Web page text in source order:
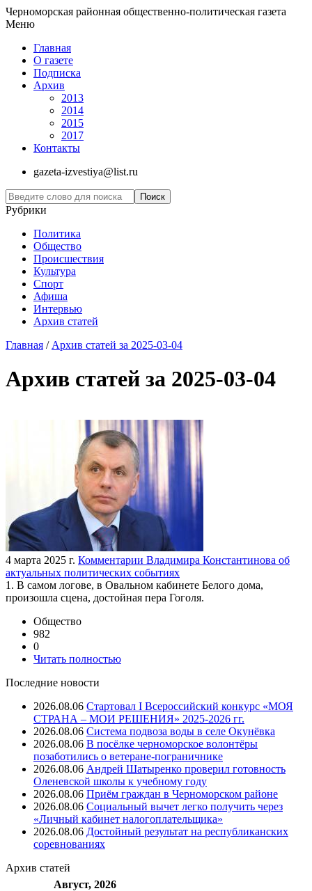
Черноморская районная общественно-политическая газета
Меню
Главная
О газете
Подписка
Архив
2013
2014
2015
2017
Контакты
gazeta-izvestiya@list.ru
Рубрики
Политика
Общество
Проиcшествия
Культура
Спорт
Афиша
Интервью
Архив статей
Главная / Архив статей за 2025-03-04
Архив статей за 2025-03-04
4 марта 2025 г. Комментарии Владимира Константинова об
актуальных политических событиях
1. В самом логове, в Овальном кабинете Белого дома,
произошла сцена, достойная пера Гоголя.
Общество
982
0
Читать полностью
Последние новости
2026.08.06 Стартовал I Всероссийский конкурс «МОЯ
СТРАНА – МОИ РЕШЕНИЯ» 2025-2026 гг.
2026.08.06 Система подвоза воды в селе Окунёвка
2026.08.06 В посёлке черноморское волонтёры
позаботились о ветеране-пограничнике
2026.08.06 Андрей Шатыренко проверил готовность
Оленевской школы к учебному году
2026.08.06 Приём граждан в Черноморском районе
2026.08.06 Социальный вычет легко получить через
«Личный кабинет налогоплательщика»
2026.08.06 Достойный результат на республиканских
соревнованиях
Архив статей
Август, 2026